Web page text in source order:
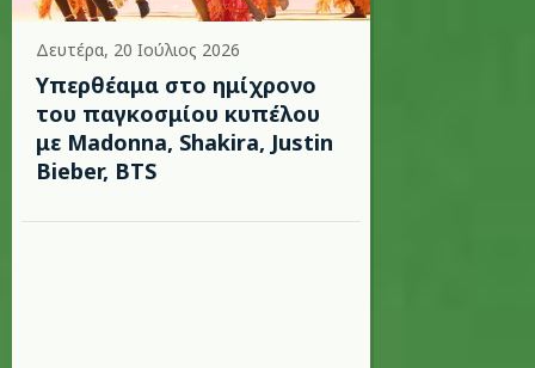
Δευτέρα, 20 Ιούλιος 2026
Υπερθέαμα στο ημίχρονο
του παγκοσμίου κυπέλου
με Madonna, Shakira, Justin
Bieber, BTS